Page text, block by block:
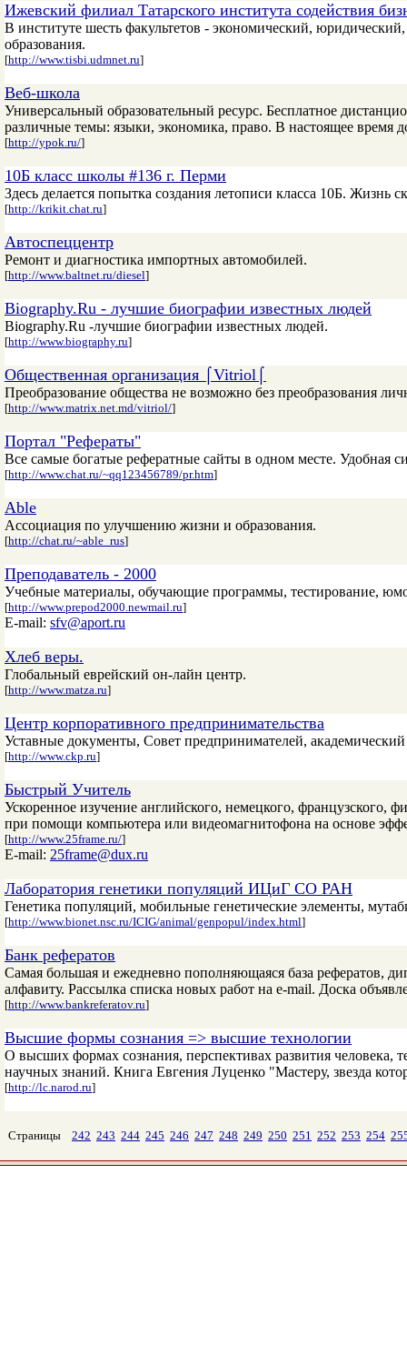
Ижевский филиал Татарского института содействия
В институте шесть факультетов - экономический,
образования.
[http://www.tisbi.udmnet.ru]
Веб-школа
Универсальный образовательный ресурс. Бесплатное
различные темы: языки, экономика, право. В настоящее время
[http://ypok.ru/]
10Б класс школы #136 г. Перми
Здесь делается попытка создания летописи класса 10Б. Жизнь
[http://krikit.chat.ru]
Автоспеццентр
Ремонт и диагностика импортных автомобилей.
[http://www.baltnet.ru/diesel]
Biography.Ru - лучшие биографии известных людей
Biography.Ru -лучшие биографии известных людей.
[http://www.biography.ru]
Общественная организация ⌠Vitriol⌠
Преобразование общества не возможно без преобразования
[http://www.matrix.net.md/vitriol/]
Портал "Рефераты"
Все самые богатые рефератные сайты в одном месте. Удобная
[http://www.chat.ru/~qq123456789/pr.htm]
Able
Ассоциация по улучшению жизни и образования.
[http://chat.ru/~able_rus]
Преподаватель - 2000
Учебные материалы, обучающие программы, тестирование,
[http://www.prepod2000.newmail.ru]
E-mail: sfv@aport.ru
Хлеб веры.
Глобальный еврейский он-лайн центр.
[http://www.matza.ru]
Центр корпоративного предпринимательства
Уставные документы, Совет предпринимателей,
[http://www.ckp.ru]
Быстрый Учитель
Ускоренное изучение английского, немецкого, французского,
при помощи компьютера или видеомагнитофона на основе
[http://www.25frame.ru/]
E-mail: 25frame@dux.ru
Лаборатория генетики популяций ИЦиГ СО РАН
Генетика популяций, мобильные генетические элементы,
[http://www.bionet.nsc.ru/ICIG/animal/genpopul/index.html]
Банк рефератов
Самая большая и ежедневно пополняющаяся база рефератов,
алфавиту. Рассылка списка новых работ на e-mail. Доска
[http://www.bankreferatov.ru]
Высшие формы сознания => высшие технологии
О высших формах сознания, перспективах развития человека,
научных знаний. Книга Евгения Луценко "Мастеру, звезда
[http://lc.narod.ru]
Страницы 242 243 244 245 246 247 248 249 250 251 252 253 254